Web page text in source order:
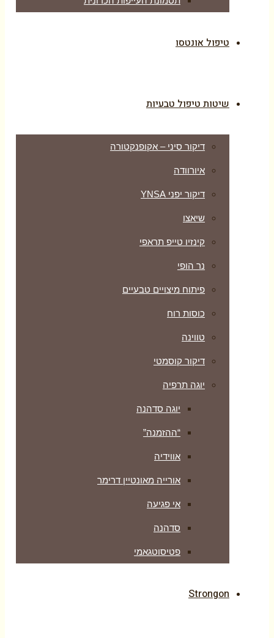
טיפול אונטסו
שיטות טיפול טבעיות
דיקור סיני – אקופנקטורה
איורוודה
דיקור יפני YNSA
שיאצו
קינזיו טייפ תראפי
נר הופי
פיתוח מיצויים טבעיים
כוסות רוח
טווינה
דיקור קוסמטי
יוגה תרפיה
יוגה סדהנה
“ההזמנה”
אווידיה
אורייה מאונטיין דרימר
אי פגיעה
סדהנה
פטיסוטגאמי
Strongon